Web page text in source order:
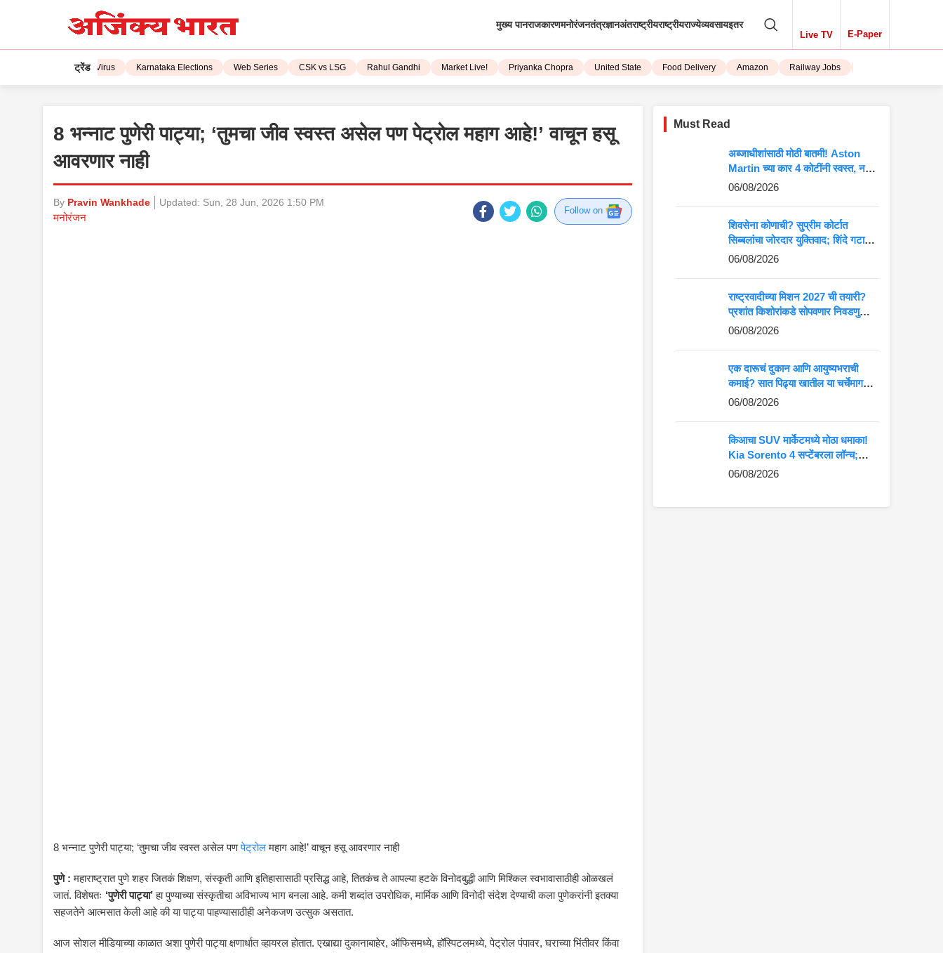
मुख्य पानराजकारणमनोरंजनतंत्रज्ञानअंतराष्ट्रीयराष्ट्रीयराज्येव्यवसायइतर
Live TV E-Paper
ट्रेंड
Corona Virus Karnataka Elections Web Series CSK vs LSG Rahul Gandhi Market Live! Priyanka Chopra United State Food Delivery Amazon Railway Jobs iPhone 15
8 भन्नाट पुणेरी पाट्या; ‘तुमचा जीव स्वस्त असेल पण पेट्रोल महाग आहे!’ वाचून हसू
आवरणार नाही
By Pravin Wankhade Updated: Sun, 28 Jun, 2026 1:50 PM
मनोरंजन
Follow on
8 भन्नाट पुणेरी पाट्या; ‘तुमचा जीव स्वस्त असेल पणपेट्रोलमहाग आहे!’ वाचून हसू आवरणार नाही
पुणे : महाराष्ट्रात पुणे शहर जितकं शिक्षण, संस्कृती आणि इतिहासासाठी प्रसिद्ध आहे, तितकंच ते आपल्या हटके विनोदबुद्धी आणि मिश्किल स्वभावासाठीही ओळखलं
जातं. विशेषतः ‘पुणेरी पाट्या’हा पुण्याच्या संस्कृतीचा अविभाज्य भाग बनला आहे. कमी शब्दांत उपरोधिक, मार्मिक आणि विनोदी संदेश देण्याची कला पुणेकरांनी इतक्या
सहजतेने आत्मसात केली आहे की या पाट्या पाहण्यासाठीही अनेकजण उत्सुक असतात.
आज सोशल मीडियाच्या काळात अशा पुणेरी पाट्या क्षणार्धात व्हायरल होतात. एखाद्या दुकानाबाहेर, ऑफिसमध्ये, हॉस्पिटलमध्ये, पेट्रोल पंपावर, घराच्या भिंतीवर किंवा
Must Read
अब्जाधीशांसाठी मोठी बातमी! Aston
Martin च्या कार 4 कोटींनी स्वस्त, नवीन
किंमत पाहून बसेल धक्का
06/08/2026
शिवसेना कोणाची? सुप्रीम कोर्टात
सिब्बलांचा जोरदार युक्तिवाद; शिंदे गटाच्या
अडचणी वाढणार?
06/08/2026
राष्ट्रवादीच्या मिशन 2027 ची तयारी?
प्रशांत किशोरांकडे सोपवणार निवडणुकीची
कमान?
06/08/2026
एक दारूचं दुकान आणि आयुष्यभराची
कमाई? सात पिढ्या खातील या चर्चेमागचं
खरं गणित जाणून घ्या
06/08/2026
किआचा SUV मार्केटमध्ये मोठा धमाका!
Kia Sorento 4 सप्टेंबरला लॉन्च;
Fortuner-Kodiaq ला देणार थेट
06/08/2026